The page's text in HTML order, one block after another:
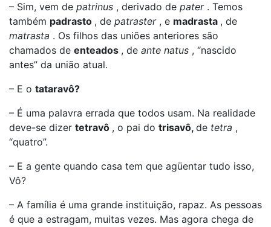
– Sim, vem de patrinus , derivado de pater . Temos
também padrasto , de patraster , e madrasta , de
matrasta . Os filhos das uniões anteriores são
chamados de enteados , de ante natus , “nascido
antes” da união atual.
– E o tataravô?
– É uma palavra errada que todos usam. Na realidade
deve-se dizer tetravô , o pai do trisavô, de tetra ,
“quatro”.
– E a gente quando casa tem que agüentar tudo isso,
Vô?
– A família é uma grande instituição, rapaz. As pessoas
é que a estragam, muitas vezes. Mas agora chega de